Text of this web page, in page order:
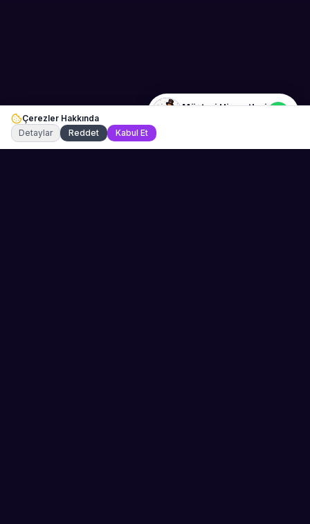
Müşteri Hizmetleri
Çerezler Hakkında
Detaylar
Reddet Kabul Et